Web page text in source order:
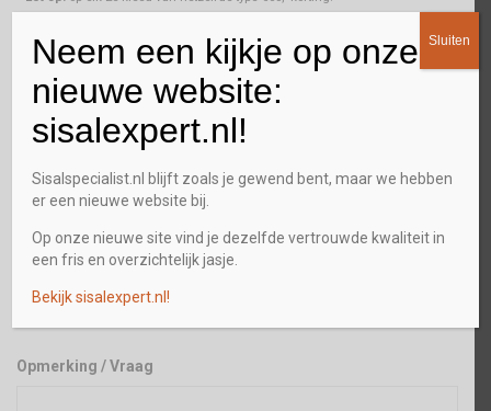
Aantal
Gewenst terugbel tijdstip
Opmerking / Vraag
Neem een kijkje op onze
nieuwe website:
sisalexpert.nl!
Sisalspecialist.nl blijft zoals je gewend bent, maar we hebben
er een nieuwe website bij.
Op onze nieuwe site vind je dezelfde vertrouwde kwaliteit in
een fris en overzichtelijk jasje.
Bekijk sisalexpert.nl!
Sluiten